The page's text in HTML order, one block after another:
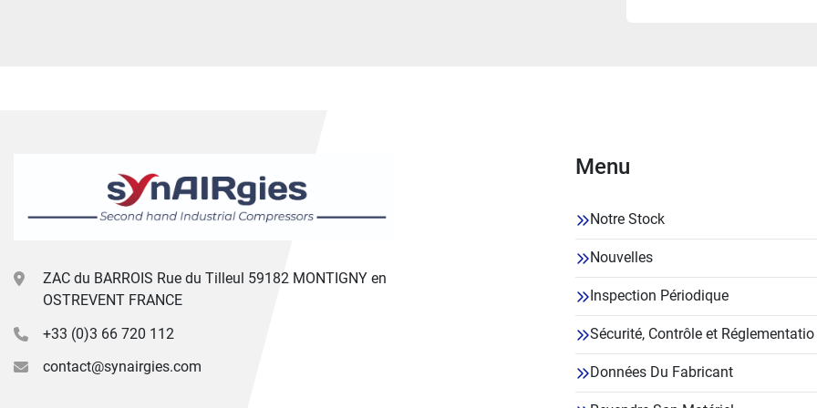
ZAC du BARROIS Rue du Tilleul 59182 MONTIGNY en
OSTREVENT FRANCE
+33 (0)3 66 720 112
contact@synairgies.com
Menu
Notre Stock
Nouvelles
Inspection Périodique
Sécurité, Contrôle et Réglementatio
Données Du Fabricant